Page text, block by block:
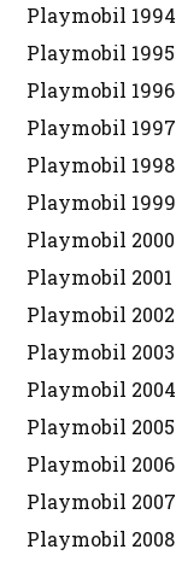
Playmobil 1994
Playmobil 1995
Playmobil 1996
Playmobil 1997
Playmobil 1998
Playmobil 1999
Playmobil 2000
Playmobil 2001
Playmobil 2002
Playmobil 2003
Playmobil 2004
Playmobil 2005
Playmobil 2006
Playmobil 2007
Playmobil 2008